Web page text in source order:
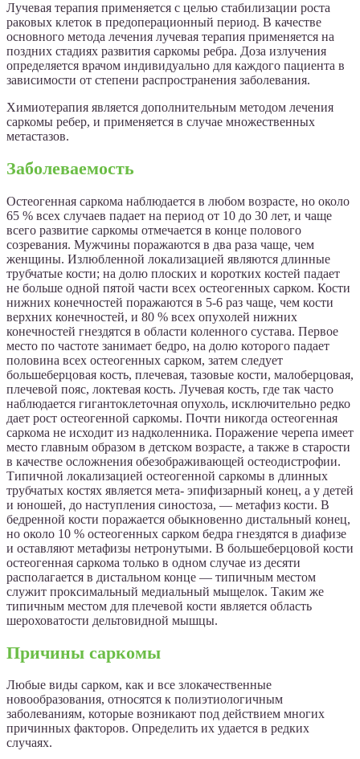
Лучевая терапия применяется с целью стабилизации роста
раковых клеток в предоперационный период. В качестве
основного метода лечения лучевая терапия применяется на
поздних стадиях развития саркомы ребра. Доза излучения
определяется врачом индивидуально для каждого пациента в
зависимости от степени распространения заболевания.
Химиотерапия является дополнительным методом лечения
саркомы ребер, и применяется в случае множественных
метастазов.
Заболеваемость
Остеогенная саркома наблюдается в любом возрасте, но около
65 % всех случаев падает на период от 10 до 30 лет, и чаще
всего развитие саркомы отмечается в конце полового
созревания. Мужчины поражаются в два раза чаще, чем
женщины. Излюбленной локализацией являются длинные
трубчатые кости; на долю плоских и коротких костей падает
не больше одной пятой части всех остеогенных сарком. Кости
нижних конечностей поражаются в 5-6 раз чаще, чем кости
верхних конечностей, и 80 % всех опухолей нижних
конечностей гнездятся в области коленного сустава. Первое
место по частоте занимает бедро, на долю которого падает
половина всех остеогенных сарком, затем следует
большеберцовая кость, плечевая, тазовые кости, малоберцовая,
плечевой пояс, локтевая кость. Лучевая кость, где так часто
наблюдается гигантоклеточная опухоль, исключительно редко
дает рост остеогенной саркомы. Почти никогда остеогенная
саркома не исходит из надколенника. Поражение черепа имеет
место главным образом в детском возрасте, а также в старости
в качестве осложнения обезображивающей остеодистрофии.
Типичной локализацией остеогенной саркомы в длинных
трубчатых костях является мета- эпифизарный конец, а у детей
и юношей, до наступления синостоза, — метафиз кости. В
бедренной кости поражается обыкновенно дистальный конец,
но около 10 % остеогенных сарком бедра гнездятся в диафизе
и оставляют метафизы нетронутыми. В большеберцовой кости
остеогенная саркома только в одном случае из десяти
располагается в дистальном конце — типичным местом
служит проксимальный медиальный мыщелок. Таким же
типичным местом для плечевой кости является область
шероховатости дельтовидной мышцы.
Причины саркомы
Любые виды сарком, как и все злокачественные
новообразования, относятся к полиэтиологичным
заболеваниям, которые возникают под действием многих
причинных факторов. Определить их удается в редких
случаях.